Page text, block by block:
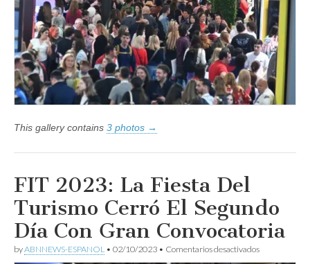
de
127.000
Personas
Visitaron
La
Feria
Internacional
de
Turismo
This gallery contains 3 photos →
FIT 2023: La Fiesta Del
Turismo Cerró El Segundo
Día Con Gran Convocatoria
byABNNEWS-ESPANOL • 02/10/2023 • Comentarios desactivadosen